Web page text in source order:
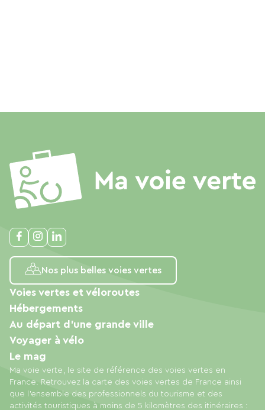
Nos plus belles voies vertes
Ma voie verte, le site de référence des voies vertes en
France. Retrouvez la carte des voies vertes de France ainsi
que l'ensemble des professionnels du tourisme et des
activités touristiques à moins de 5 kilomètres des itinéraires :
Voies vertes et véloroutes
Hébergements
Au départ d'une grande ville
Voyager à vélo
Le mag